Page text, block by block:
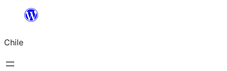
Saltar
contenido
Chile